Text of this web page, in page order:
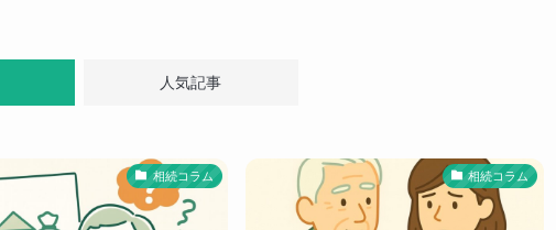
人気記事
相続コラム 相続コラム